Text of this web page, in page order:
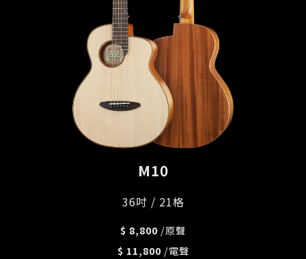
M10
36吋 / 21格
$ 8,800 /原聲
$ 11,800/電聲